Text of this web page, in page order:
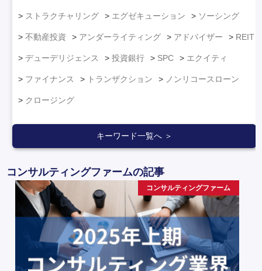
ストラクチャリング エグゼキューション ソーシング
不動産投資 アンダーライティング アドバイザー REIT
デューデリジェンス 投資銀行 SPC エクイティ
ファイナンス トランザクション ノンリコースローン
クロージング
キーワード一覧へ ＞
コンサルティングファームの記事
コンサルティングファーム